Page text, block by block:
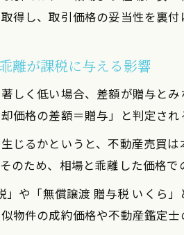
得し、取引価格の妥当性を裏付
離が課税に与える影響
しく低い場合、差額が贈与と
価格の差額＝贈与」と判定され
じるかというと、不動産売買
のため、相場と乖離した価格
」や「無償譲渡 贈与税 いくら
物件の成約価格や不動産鑑定